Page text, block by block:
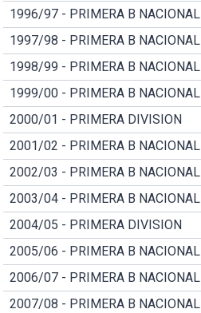
1996/97 - PRIMERA B NACIONAL
1997/98 - PRIMERA B NACIONAL
1998/99 - PRIMERA B NACIONAL
1999/00 - PRIMERA B NACIONAL
2000/01 - PRIMERA DIVISION
2001/02 - PRIMERA B NACIONAL
2002/03 - PRIMERA B NACIONAL
2003/04 - PRIMERA B NACIONAL
2004/05 - PRIMERA DIVISION
2005/06 - PRIMERA B NACIONAL
2006/07 - PRIMERA B NACIONAL
2007/08 - PRIMERA B NACIONAL